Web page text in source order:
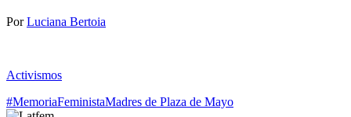
PorLuciana Bertoia
Activismos
#MemoriaFeministaMadres de Plaza de Mayo